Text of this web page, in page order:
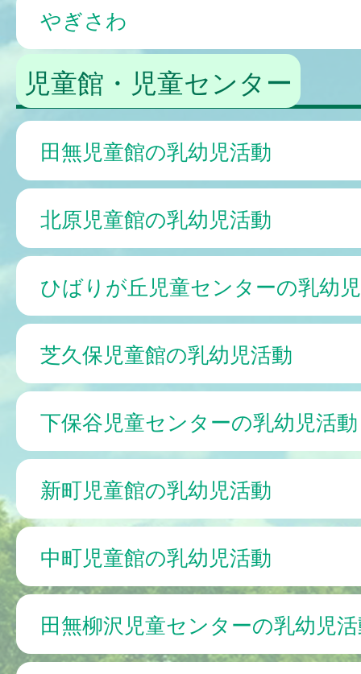
やぎさわ
児童館・児童センター
田無児童館の乳幼児活動
北原児童館の乳幼児活動
ひばりが丘児童センターの乳幼
芝久保児童館の乳幼児活動
下保谷児童センターの乳幼児活動
新町児童館の乳幼児活動
中町児童館の乳幼児活動
田無柳沢児童センターの乳幼児